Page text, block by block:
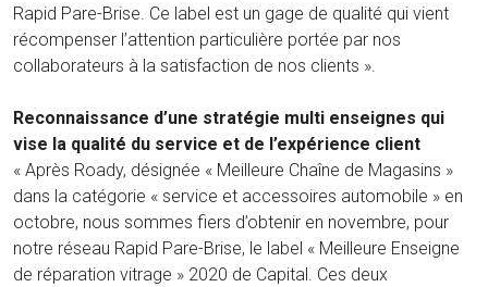
Rapid Pare-Brise. Ce label est un gage de qualité qui vient
récompenser l’attention particulière portée par nos
collaborateurs à la satisfaction de nos clients ».
Reconnaissance d’une stratégie multi enseignes qui
vise la qualité du service et de l’expérience client
« Après Roady, désignée « Meilleure Chaîne de Magasins »
dans la catégorie « service et accessoires automobile » en
octobre, nous sommes fiers d’obtenir en novembre, pour
notre réseau Rapid Pare-Brise, le label « Meilleure Enseigne
de réparation vitrage » 2020 de Capital. Ces deux